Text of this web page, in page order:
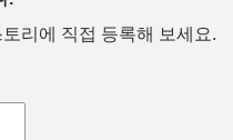
리에 직접 등록해 보세요.